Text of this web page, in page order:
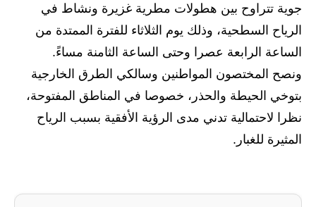
المرحلة الابتدائية
المرحلة المتوسطة
المرحلة الاعدادية
ملازم دراسية
جوية تتراوح بين هطولات مطرية غزيرة ونشاط في
الرياح السطحية، وذلك يوم الثلاثاء للفترة الممتدة من
الساعة الرابعة عصرا وحتى الساعة الثامنة مساءً.
ونصح المختصون المواطنين وسالكي الطرق الخارجية
بتوخي الحيطة والحذر، خصوصا في المناطق المفتوحة،
نظرا لاحتمالية تدني مدى الرؤية الأفقية بسبب الرياح
المثيرة للغبار.